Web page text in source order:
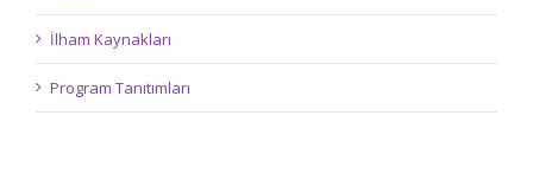
İlham Kaynakları
Program Tanıtımları